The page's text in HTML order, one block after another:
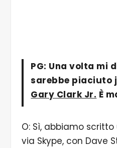
PG: Una volta mi
sarebbe piaciuto
Gary Clark Jr. È
O: Sì, abbiamo
via Skype, con Dave